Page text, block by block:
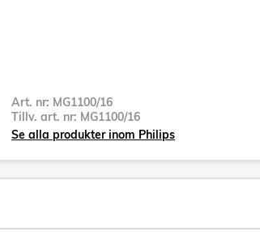
Art. nr: MG1100/16
Tillv. art. nr: MG1100/16
Se alla produkter inom Philips